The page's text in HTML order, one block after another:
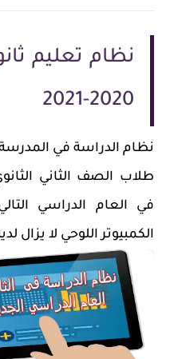
نظام تعليم
2020-2021
نظام الدراسة في المدرسة
طلاب الصف الثاني
الكمبيوتر اللوحي لا يزال